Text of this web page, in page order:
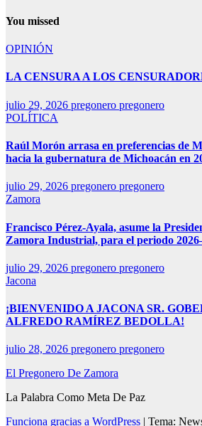
You missed
OPINIÓN
LA CENSURA A LOS
julio 29, 2026 pregonero pregonero
POLÍTICA
Raúl Morón arrasa en preferencias de
hacia la gubernatura de Michoacán en
julio 29, 2026 pregonero pregonero
Zamora
Francisco Pérez-Ayala, asume la
Zamora Industrial, para el periodo
julio 29, 2026 pregonero pregonero
Jacona
¡BIENVENIDO A JACONA SR.
ALFREDO RAMÍREZ BEDOLLA!
julio 28, 2026 pregonero pregonero
El Pregonero De Zamora
La Palabra Como Meta De Paz
Funciona gracias a WordPress | Tema: